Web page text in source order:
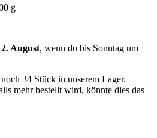
g
August, wenn du bis Sonntag um
34 Stück in unserem Lager.
mehr bestellt wird, könnte dies das